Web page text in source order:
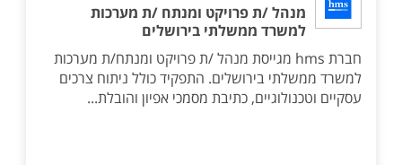
מנהל /ת פרויקט ומנתח /ת מערכות
למשרד ממשלתי בירושלים
חברת hms מגייסת מנהל /ת פרויקט ומנתח/ת מערכות
למשרד ממשלתי בירושלים. התפקיד כולל ניתוח צרכים
עסקיים וטכנולוגיים, כתיבת מסמכי אפיון והובלת...